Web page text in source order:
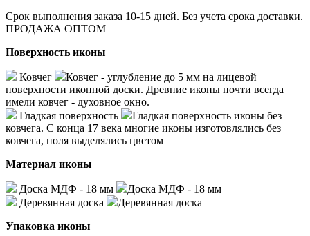
Срок выполнения заказа 10-15 дней. Без учета срока доставки.
ПРОДАЖА ОПТОМ
Поверхность иконы
Ковчег
Ковчег - углубление до 5 мм на лицевой
поверхности иконной доски. Древние иконы почти всегда
имели ковчег - духовное окно.
Гладкая поверхность
Гладкая поверхность иконы без
ковчега. С конца 17 века многие иконы изготовлялись без
ковчега, поля выделялись цветом
Материал иконы
Доска МДФ - 18 мм
Доска МДФ - 18 мм
Деревянная доска
Деревянная доска
Упаковка иконы